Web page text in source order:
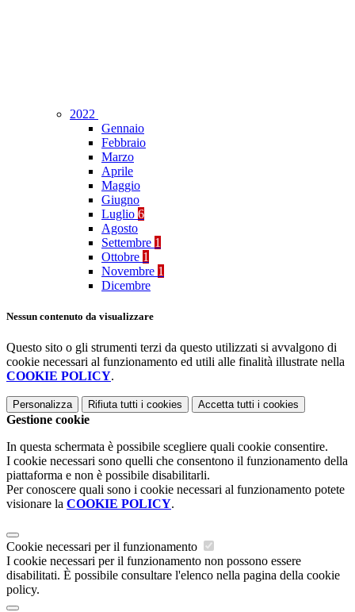
2022
Gennaio
Febbraio
Marzo
Aprile
Maggio
Giugno
Luglio 6
Agosto
Settembre 1
Ottobre 1
Novembre 1
Dicembre
Nessun contenuto da visualizzare
Questo sito o gli strumenti terzi da questo utilizzati si avvalgono di
cookie necessari al funzionamento ed utili alle finalità illustrate nella
COOKIE POLICY.
Personalizza Rifiuta tutti i cookies Accetta tutti i cookies
Gestione cookie
In questa schermata è possibile scegliere quali cookie consentire.
I cookie necessari sono quelli che consentono il funzionamento della
piattaforma e non è possibile disabilitarli.
Per conoscere quali sono i cookie necessari al funzionamento potete
visionare la COOKIE POLICY.
Cookie necessari per il funzionamento
I cookie necessari per il funzionamento non possono essere
disabilitati. È possibile consultare l'elenco nella pagina della cookie
policy.